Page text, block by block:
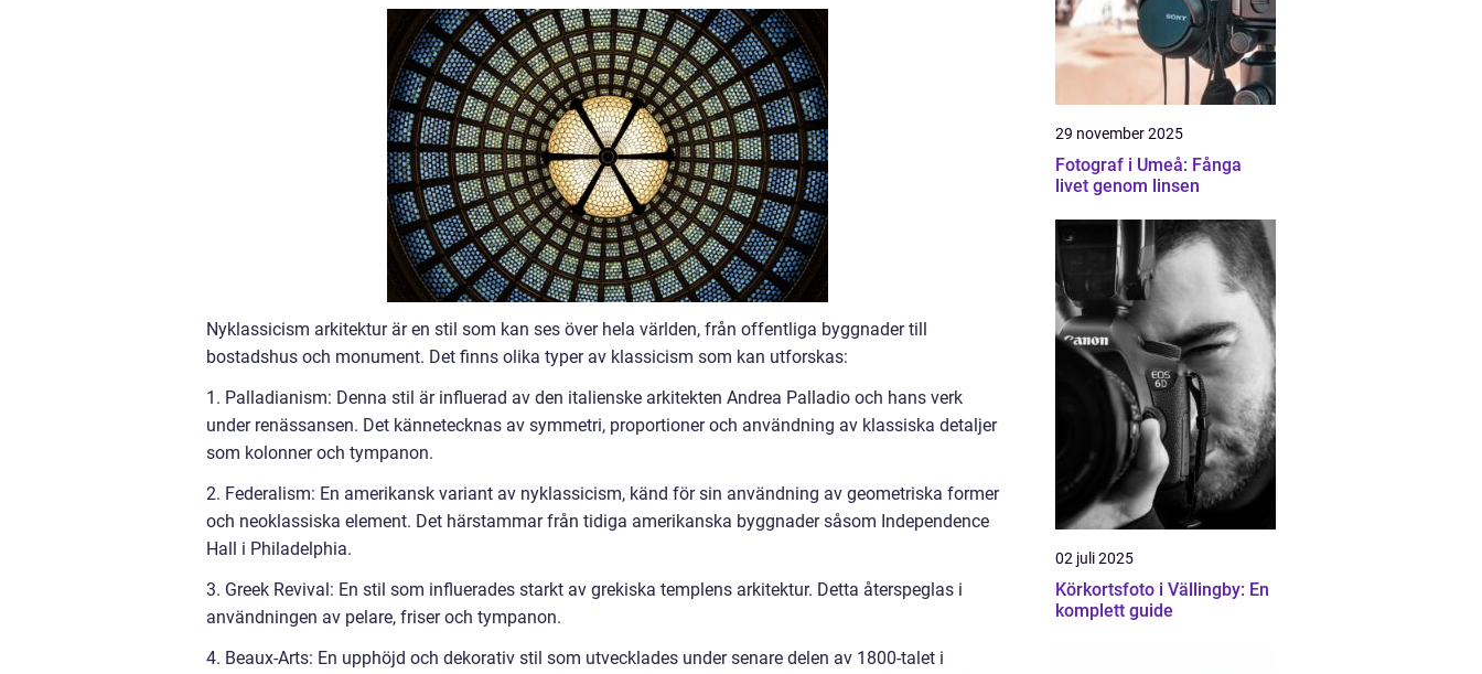
Nyklassicism arkitektur är en stil som kan ses över hela världen, från offentliga byggnader till
bostadshus och monument. Det finns olika typer av klassicism som kan utforskas:
1. Palladianism: Denna stil är influerad av den italienske arkitekten Andrea Palladio och hans verk
under renässansen. Det kännetecknas av symmetri, proportioner och användning av klassiska detaljer
som kolonner och tympanon.
2. Federalism: En amerikansk variant av nyklassicism, känd för sin användning av geometriska former
och neoklassiska element. Det härstammar från tidiga amerikanska byggnader såsom Independence
Hall i Philadelphia.
3. Greek Revival: En stil som influerades starkt av grekiska templens arkitektur. Detta återspeglas i
användningen av pelare, friser och tympanon.
4. Beaux-Arts: En upphöjd och dekorativ stil som utvecklades under senare delen av 1800-talet i
29 november 2025
Fotograf i Umeå: Fånga
livet genom linsen
02 juli 2025
Körkortsfoto i Vällingby: En
komplett guide